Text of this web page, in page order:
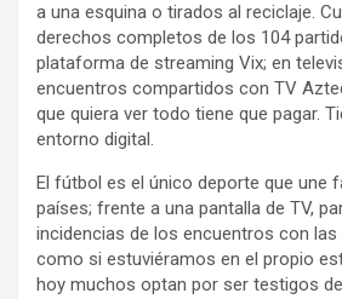
a una esquina o tirados al reciclaje.
derechos completos de los 104
plataforma de streaming Vix; en
encuentros compartidos con TV
que quiera ver todo tiene que pagar.
entorno digital.
El fútbol es el único deporte que une
países; frente a una pantalla de TV,
incidencias de los encuentros con
como si estuviéramos en el propio
hoy muchos optan por ser testigos